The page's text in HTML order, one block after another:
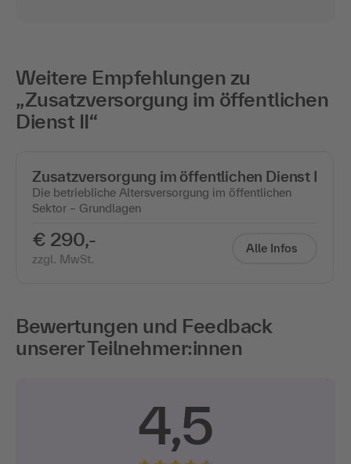
Weitere Empfehlungen zu
„Zusatzversorgung im öffentlichen
Dienst II“
Zusatzversorgung im öffentlichen Dienst I
Die betriebliche Altersversorgung im öffentlichen
Sektor – Grundlagen
€ 290,-
zzgl. MwSt.
Alle Infos
Bewertungen und Feedback
unserer Teilnehmer:innen
4,5